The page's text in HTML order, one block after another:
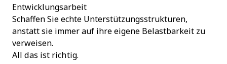
Entwicklungsarbeit
Schaffen Sie echte Unterstützungsstrukturen,
anstatt sie immer auf ihre eigene Belastbarkeit zu
verweisen.
All das ist richtig.